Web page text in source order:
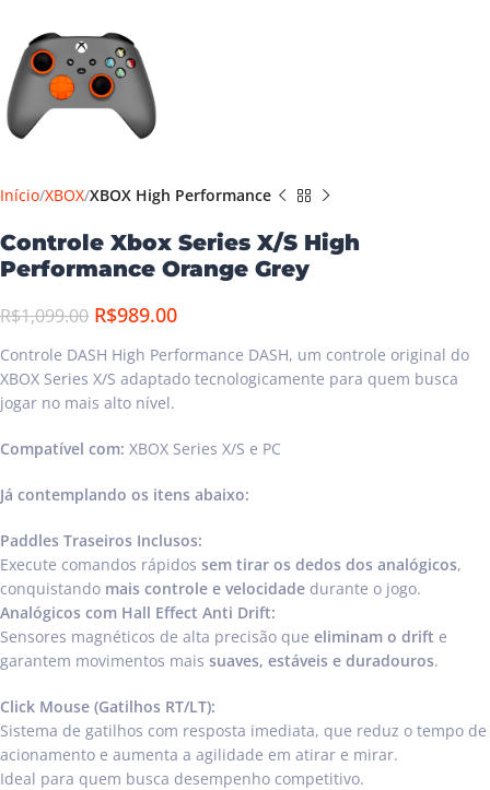
Início XBOX XBOX High Performance
Controle Xbox Series X/S High
Performance Orange Grey
R$1,099.00 R$989.00
Controle DASH High Performance DASH, um controle original do
XBOX Series X/S adaptado tecnologicamente para quem busca
jogar no mais alto nível.
Compatível com: XBOX Series X/S e PC
Já contemplando os itens abaixo:
Paddles Traseiros Inclusos:
Execute comandos rápidos sem tirar os dedos dos analógicos,
conquistando mais controle e velocidade durante o jogo.
Analógicos com Hall Effect Anti Drift:
Sensores magnéticos de alta precisão que eliminam o drift e
garantem movimentos mais suaves, estáveis e duradouros.
Click Mouse (Gatilhos RT/LT):
Sistema de gatilhos com resposta imediata, que reduz o tempo de
acionamento e aumenta a agilidade em atirar e mirar.
Ideal para quem busca desempenho competitivo.